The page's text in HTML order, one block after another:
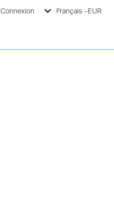
Connexion Français -EUR